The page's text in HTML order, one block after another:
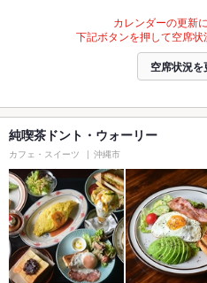
カレンダーの更新
下記ボタンを押して空席状
空席状況を
純喫茶ドント・ウォーリー
カフェ・スイーツ 沖縄市